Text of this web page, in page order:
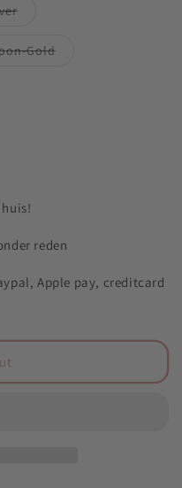
Variant
or
unavailable
GoldVariant
reden
Apple pay, creditcard